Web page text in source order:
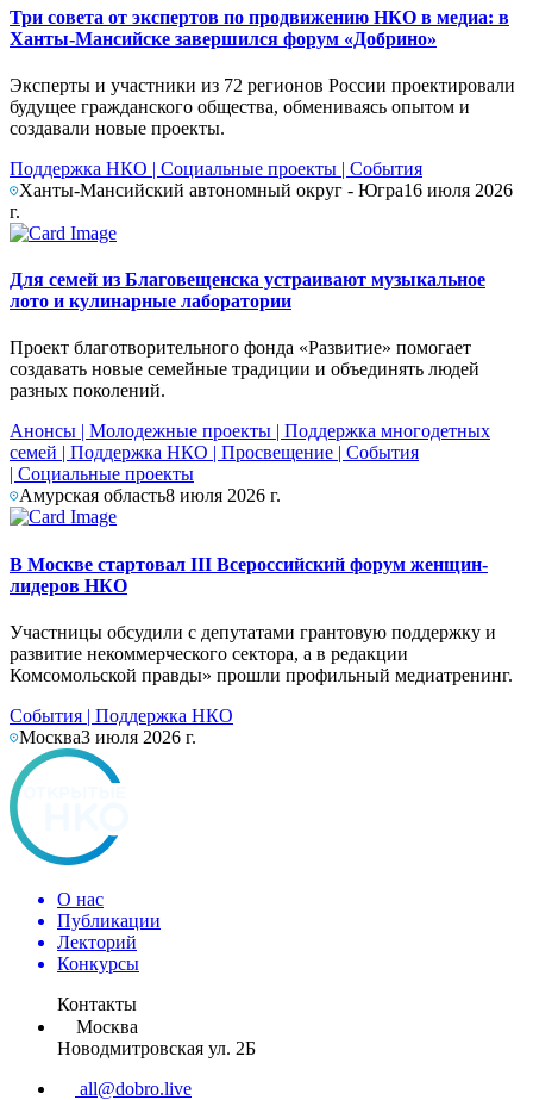
Три совета от экспертов по продвижению НКО в медиа: в
Ханты-Мансийске завершился форум «Добрино»
Эксперты и участники из 72 регионов России проектировали
будущее гражданского общества, обмениваясь опытом и
создавали новые проекты.
Поддержка НКО | Социальные проекты | События
Ханты-Мансийский автономный округ - Югра16 июля 2026
г.
Для семей из Благовещенска устраивают музыкальное
лото и кулинарные лаборатории
Проект благотворительного фонда «Развитие» помогает
создавать новые семейные традиции и объединять людей
разных поколений.
Анонсы | Молодежные проекты | Поддержка многодетных
семей | Поддержка НКО | Просвещение | События
| Социальные проекты
Амурская область8 июля 2026 г.
В Москве стартовал III Всероссийский форум женщин-
лидеров НКО
Участницы обсудили с депутатами грантовую поддержку и
развитие некоммерческого сектора, а в редакции
Комсомольской правды» прошли профильный медиатренинг.
События | Поддержка НКО
Москва3 июля 2026 г.
О нас
Публикации
Лекторий
Конкурсы
Контакты
Москва
Новодмитровская ул. 2Б
all@dobro.live